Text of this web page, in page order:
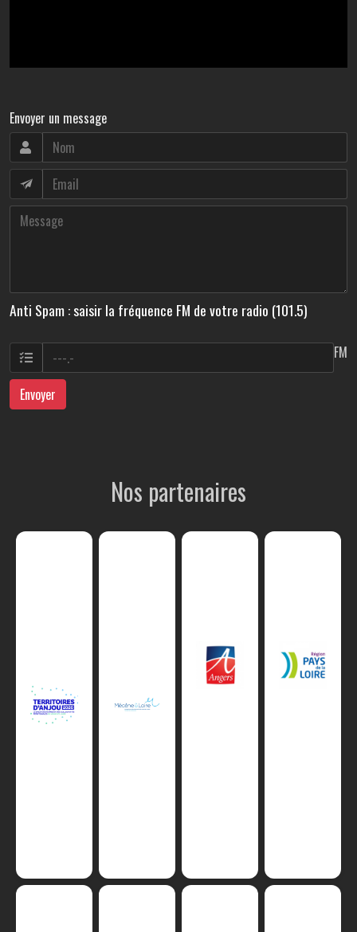
Envoyer un message
Anti Spam : saisir la fréquence FM de votre radio (101.5)
FM
Envoyer
Nos partenaires